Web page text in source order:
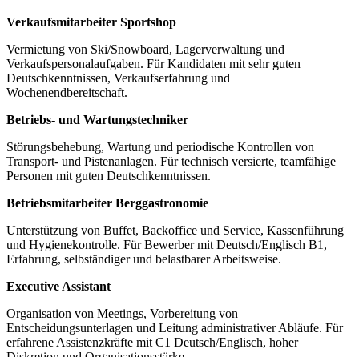
Verkaufsmitarbeiter Sportshop
Vermietung von Ski/Snowboard, Lagerverwaltung und
Verkaufspersonalaufgaben. Für Kandidaten mit sehr guten
Deutschkenntnissen, Verkaufs­erfahrung und
Wochenendbereitschaft.
Betriebs- und Wartungstechniker
Störungsbehebung, Wartung und periodische Kontrollen von
Transport- und Pistenanlagen. Für technisch versierte, teamfähige
Personen mit guten Deutschkenntnissen.
Betriebsmitarbeiter Berggastronomie
Unterstützung von Buffet, Backoffice und Service, Kassenführung
und Hygienekontrolle. Für Bewerber mit Deutsch/Englisch B1,
Erfahrung, selbständiger und belastbarer Arbeitsweise.
Executive Assistant
Organisation von Meetings, Vorbereitung von
Entscheidungsunterlagen und Leitung administrativer Abläufe. Für
erfahrene Assistenzkräfte mit C1 Deutsch/Englisch, hoher